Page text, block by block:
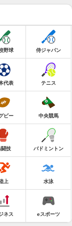
野球 侍ジャパン
代表 テニス
ビー 中央競馬
闘技 バドミントン
上 水泳
ネス eスポーツ